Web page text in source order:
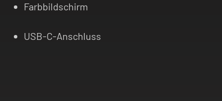
Farbbildschirm
USB-C-Anschluss